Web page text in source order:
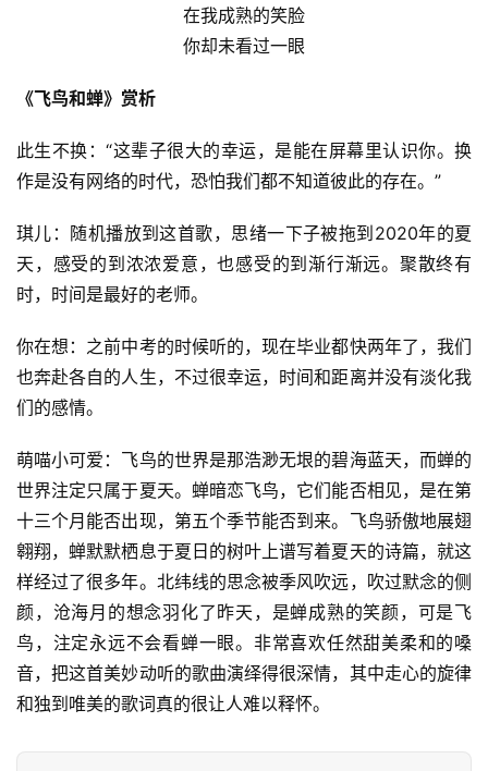
在我成熟的笑脸
你却未看过一眼
《飞鸟和蝉》赏析
此生不换：“这辈子很大的幸运，是能在屏幕里认识你。换
作是没有网络的时代，恐怕我们都不知道彼此的存在。”
琪儿：随机播放到这首歌，思绪一下子被拖到2020年的夏
天，感受的到浓浓爱意，也感受的到渐行渐远。聚散终有
时，时间是最好的老师。
你在想：之前中考的时候听的，现在毕业都快两年了，我们
也奔赴各自的人生，不过很幸运，时间和距离并没有淡化我
们的感情。
萌喵小可爱：飞鸟的世界是那浩渺无垠的碧海蓝天，而蝉的
世界注定只属于夏天。蝉暗恋飞鸟，它们能否相见，是在第
十三个月能否出现，第五个季节能否到来。飞鸟骄傲地展翅
翱翔，蝉默默栖息于夏日的树叶上谱写着夏天的诗篇，就这
样经过了很多年。北纬线的思念被季风吹远，吹过默念的侧
颜，沧海月的想念羽化了昨天，是蝉成熟的笑颜，可是飞
鸟，注定永远不会看蝉一眼。非常喜欢任然甜美柔和的嗓
音，把这首美妙动听的歌曲演绎得很深情，其中走心的旋律
和独到唯美的歌词真的很让人难以释怀。